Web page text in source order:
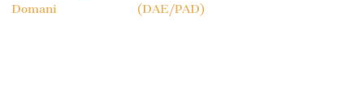
Domani
(DAE/PAD)